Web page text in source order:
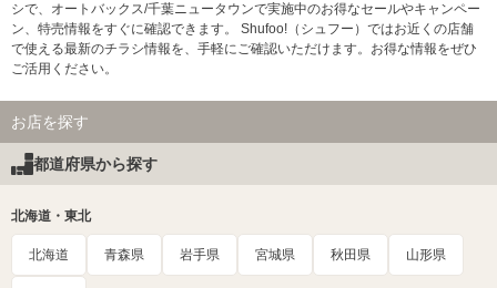
シで、オートバックス/千葉ニュータウンで実施中のお得なセールやキャンペー
ン、特売情報をすぐに確認できます。 Shufoo!（シュフー）ではお近くの店舗
で使える最新のチラシ情報を、手軽にご確認いただけます。お得な情報をぜひ
ご活用ください。
お店を探す
都道府県から探す
北海道・東北
北海道 青森県 岩手県 宮城県 秋田県 山形県